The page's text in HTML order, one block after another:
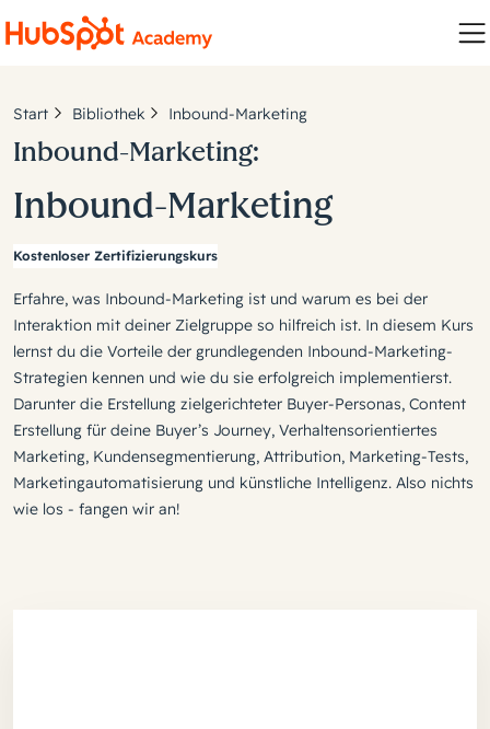
Start Bibliothek Inbound-Marketing
Inbound-Marketing:
Inbound-Marketing
Kostenloser Zertifizierungskurs
Erfahre, was Inbound-Marketing ist und warum es bei der
Interaktion mit deiner Zielgruppe so hilfreich ist. In diesem Kurs
lernst du die Vorteile der grundlegenden Inbound-Marketing-
Strategien kennen und wie du sie erfolgreich implementierst.
Darunter die Erstellung zielgerichteter Buyer-Personas, Content
Erstellung für deine Buyer’s Journey, Verhaltensorientiertes
Marketing, Kundensegmentierung, Attribution, Marketing-Tests,
Marketingautomatisierung und künstliche Intelligenz. Also nichts
wie los - fangen wir an!